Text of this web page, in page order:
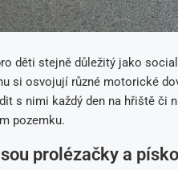
děti stejně důležitý jako
si osvojují různé motorické
s nimi každý den na hřiště či
pozemku.
prolézačky a